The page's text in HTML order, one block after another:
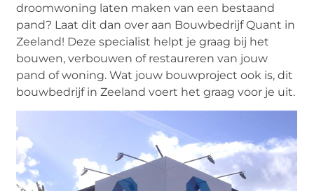
droomwoning laten maken van een bestaand
pand? Laat dit dan over aan Bouwbedrijf Quant in
Zeeland! Deze specialist helpt je graag bij het
bouwen, verbouwen of restaureren van jouw
pand of woning. Wat jouw bouwproject ook is, dit
bouwbedrijf in Zeeland voert het graag voor je uit.